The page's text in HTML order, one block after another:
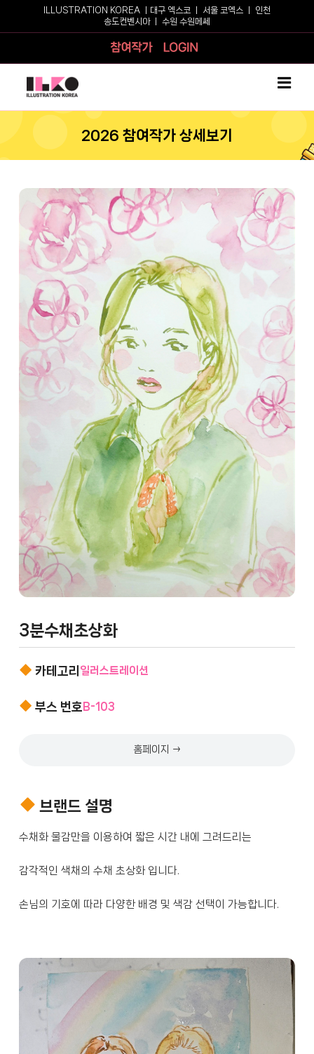
ILLUSTRATION KOREA ㅣ 대구 엑스코 서울 코엑스
인천
송도컨벤시아ㅣ 수원 수원메쎄
참여작가
2026 참여작가 상세보기
3분수채초상화
카테고리 일러스트레이션
부스 번호 B-103
홈페이지 →
브랜드 설명
손님의 기호에 따라 다양한 배경 및 색감 선택이 가능합니다.